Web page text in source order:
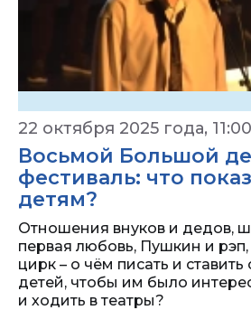
22 октября 2025 года, 11:00
Восьмой Большой
фестиваль: что
детям?
Отношения внуков и дедов,
первая любовь, Пушкин и
цирк – о чём писать и ставить
детей, чтобы им было
и ходить в театры?